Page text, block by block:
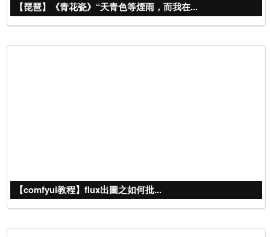
【琵琶】《青花瓷》“天青色等煙雨，而我在...
【comfyui教程】flux出圖之如何批...